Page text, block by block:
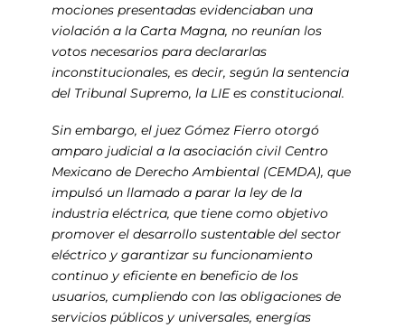
mociones presentadas evidenciaban una
violación a la Carta Magna, no reunían los
votos necesarios para declararlas
inconstitucionales, es decir, según la sentencia
del Tribunal Supremo, la LIE es constitucional.
Sin embargo, el juez Gómez Fierro otorgó
amparo judicial a la asociación civil Centro
Mexicano de Derecho Ambiental (CEMDA), que
impulsó un llamado a parar la ley de la
industria eléctrica, que tiene como objetivo
promover el desarrollo sustentable del sector
eléctrico y garantizar su funcionamiento
continuo y eficiente en beneficio de los
usuarios, cumpliendo con las obligaciones de
servicios públicos y universales, energías